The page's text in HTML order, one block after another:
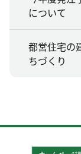
について
都営住宅の
ちづくり